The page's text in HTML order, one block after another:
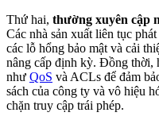
Thứ hai, thường xuyên cập
Các nhà sản xuất liên tục
các lỗ hổng bảo mật và cải
nâng cấp định kỳ. Đồng thời,
như QoS và ACLs để đảm
sách của công ty và vô hiệu
chặn truy cập trái phép.